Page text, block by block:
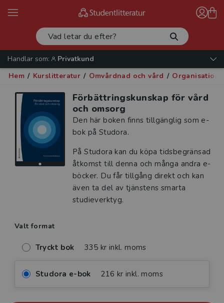
Handlar som:
Privatkund
Hem / Kurslitteratur / Omvårdnad och vård / Organisation
Förbättringskunskap för vård
och omsorg
Den här boken finns tillgänglig som e-
bok på Studora.
På Studora kan du köpa tidsbegränsad
åtkomst till denna och många andra e-
böcker. Du får tillgång direkt och kan
även ta del av tjänstens smarta
studieverktyg.
Valt format
Tryckt bok 335 kr inkl. moms
Studora e-bok 216 kr inkl. moms